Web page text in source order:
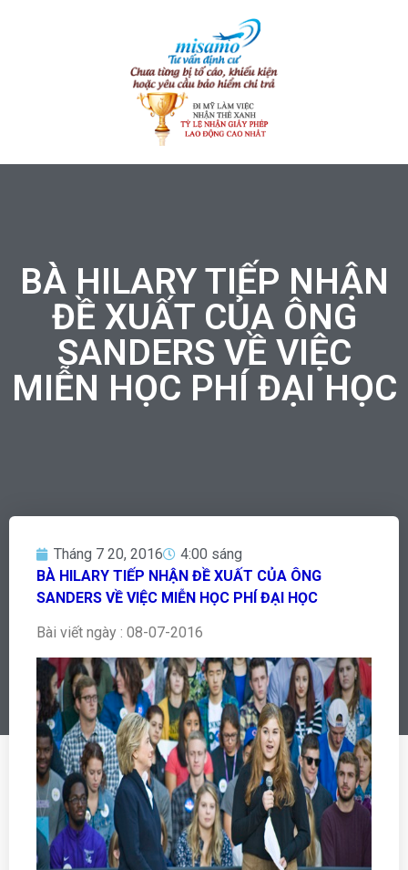
BÀ HILARY TIẾP NHẬN
ĐỀ XUẤT CỦA ÔNG
SANDERS VỀ VIỆC
MIỄN HỌC PHÍ ĐẠI HỌC
Tháng 7 20, 2016
4:00 sáng
BÀ HILARY TIẾP NHẬN ĐỀ XUẤT CỦA ÔNG
SANDERS VỀ VIỆC MIỄN HỌC PHÍ ĐẠI HỌC
Bài viết ngày : 08-07-2016